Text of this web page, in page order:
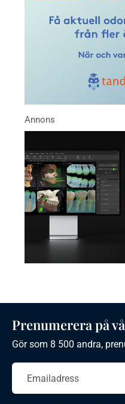
Prenumerera på
Gör som 8 500 andra,